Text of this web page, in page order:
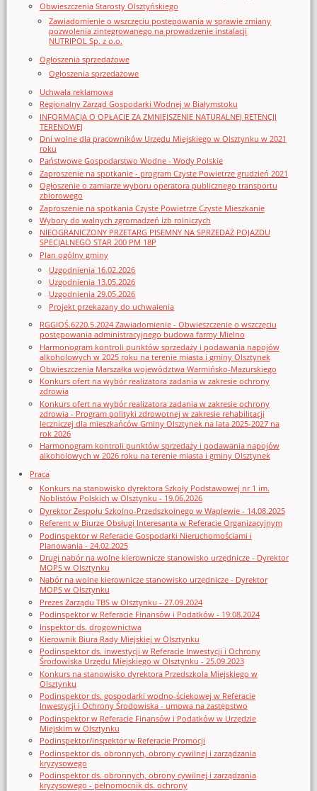
Obwieszczenia Starosty Olsztyńskiego
Zawiadomienie o wszczęciu postępowania w sprawie zmiany
pozwolenia zintegrowanego na prowadzenie instalacji
NUTRIPOL Sp. z o.o.
Ogłoszenia sprzedażowe
Ogłoszenia sprzedażowe
Uchwała reklamowa
Regionalny Zarząd Gospodarki Wodnej w Białymstoku
INFORMACJA O OPŁACIE ZA ZMNIEJSZENIE NATURALNEJ RETENCJI
TERENOWEJ
Dni wolne dla pracowników Urzędu Miejskiego w Olsztynku w 2021
roku
Państwowe Gospodarstwo Wodne - Wody Polskie
Zaproszenie na spotkanie - program Czyste Powietrze grudzień 2021
Ogłoszenie o zamiarze wyboru operatora publicznego transportu
zbiorowego
Zaproszenie na spotkania Czyste Powietrze Czyste Mieszkanie
Wybory do walnych zgromadzeń izb rolniczych
NIEOGRANICZONY PRZETARG PISEMNY NA SPRZEDAŻ POJAZDU
SPECJALNEGO STAR 200 PM 18P
Plan ogólny gminy
Uzgodnienia 16.02.2026
Uzgodnienia 13.05.2026
Uzgodnienia 29.05.2026
Projekt przekazany do uchwalenia
RGGIOŚ.6220.5.2024 Zawiadomienie - Obwieszczenie o wszczęciu
postępowania administracyjnego budowa farmy Mielno
Harmonogram kontroli punktów sprzedaży i podawania napojów
alkoholowych w 2025 roku na terenie miasta i gminy Olsztynek
Obwieszczenia Marszałka województwa Warmińsko-Mazurskiego
Konkurs ofert na wybór realizatora zadania w zakresie ochrony
zdrowia
Konkurs ofert na wybór realizatora zadania w zakresie ochrony
zdrowia - Program polityki zdrowotnej w zakresie rehabilitacji
leczniczej dla mieszkańców Gminy Olsztynek na lata 2025-2027 na
rok 2026
Harmonogram kontroli punktów sprzedaży i podawania napojów
alkoholowych w 2026 roku na terenie miasta i gminy Olsztynek
Praca
Konkurs na stanowisko dyrektora Szkoły Podstawowej nr 1 im.
Noblistów Polskich w Olsztynku - 19.06.2026
Dyrektor Zespołu Szkolno-Przedszkolnego w Waplewie - 14.08.2025
Referent w Biurze Obsługi Interesanta w Referacie Organizacyjnym
Podinspektor w Referacie Gospodarki Nieruchomościami i
Planowania - 24.02.2025
Drugi nabór na wolne kierownicze stanowisko urzędnicze - Dyrektor
MOPS w Olsztynku
Nabór na wolne kierownicze stanowisko urzędnicze - Dyrektor
MOPS w Olsztynku
Prezes Zarządu TBS w Olsztynku - 27.09.2024
Podinspektor w Referacie Finansów i Podatków - 19.08.2024
Inspektor ds. drogownictwa
Kierownik Biura Rady Miejskiej w Olsztynku
Podinspektor ds. inwestycji w Referacie Inwestycji i Ochrony
Środowiska Urzędu Miejskiego w Olsztynku - 25.09.2023
Konkurs na stanowisko dyrektora Przedszkola Miejskiego w
Olsztynku
Podinspektor ds. gospodarki wodno-ściekowej w Referacie
Inwestycji i Ochrony Środowiska - umowa na zastępstwo
Podinspektor w Referacie Finansów i Podatków w Urzędzie
Miejskim w Olsztynku
Podinspektor/inspektor w Referacie Promocji
Podinspektor ds. obronnych, obrony cywilnej i zarządzania
kryzysowego
Podinspektor ds. obronnych, obrony cywilnej i zarządzania
kryzysowego - pełnomocnik ds. ochrony